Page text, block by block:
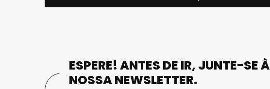
ESPERE! ANTES DE IR, JUNTE-SE À
NOSSA NEWSLETTER.